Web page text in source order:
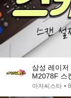
삼성 레이
M2078F 스
아저씨스타 •